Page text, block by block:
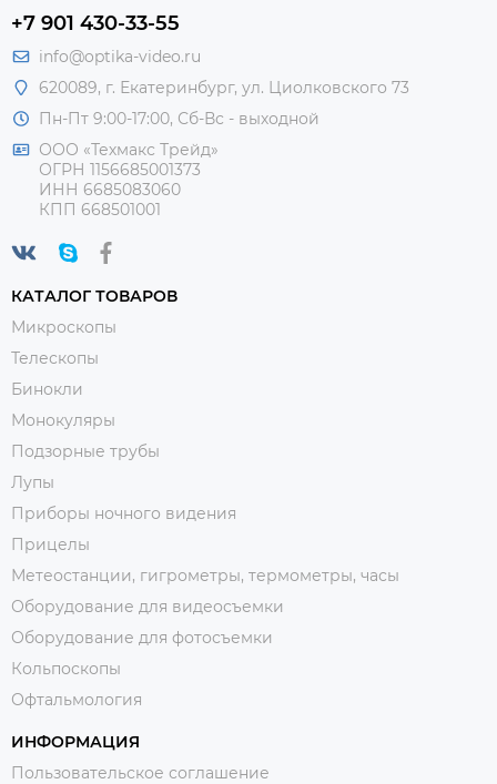
+7 901 430-33-55
info@optika-video.ru
620089, г. Екатеринбург, ул. Циолковского 73
Пн-Пт 9:00-17:00, Сб-Вс - выходной
ООО «Техмакс Трейд»
ОГРН 1156685001373
ИНН 6685083060
КПП 668501001
КАТАЛОГ ТОВАРОВ
Микроскопы
Телескопы
Бинокли
Монокуляры
Подзорные трубы
Лупы
Приборы ночного видения
Прицелы
Метеостанции, гигрометры, термометры, часы
Оборудование для видеосъемки
Оборудование для фотосъемки
Кольпоскопы
Офтальмология
ИНФОРМАЦИЯ
Пользовательское соглашение